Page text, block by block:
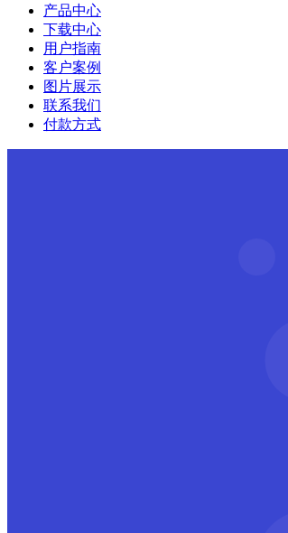
产品中心
下载中心
用户指南
客户案例
图片展示
联系我们
付款方式